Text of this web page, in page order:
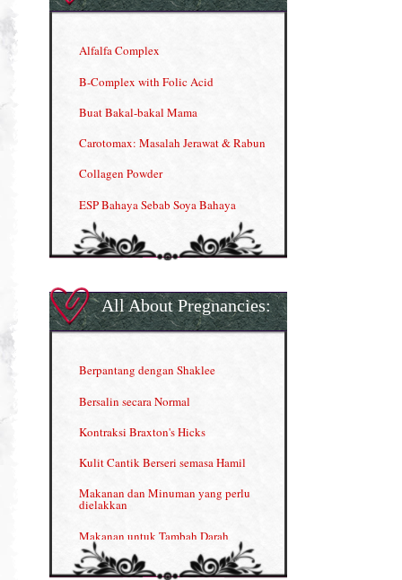
Alfalfa Complex
B-Complex with Folic Acid
Buat Bakal-bakal Mama
Carotomax: Masalah Jerawat & Rabun
Collagen Powder
ESP Bahaya Sebab Soya Bahaya
ESP Produk Shaklee Paling HOT
Gla Complex (II)
Herbal Blend the Magic Cream
Nutrisi untuk Ikhtiar Hamil
OMEGA GUARD
Omega Guard: EPA & DHA for kids
All About Pregnancies:
Berpantang dengan Shaklee
Bersalin secara Normal
Kontraksi Braxton's Hicks
Kulit Cantik Berseri semasa Hamil
Makanan dan Minuman yang perlu
dielakkan
Makanan untuk Tambah Darah
Masalah HB rendah?